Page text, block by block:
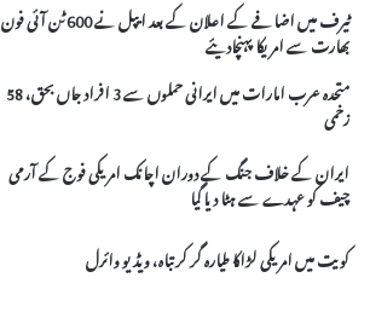
ٹیرف میں اضافے کے اعلان کے بعد ایپل نے 600 ٹن آئی فون
بھارت سے امریکا پہنچادیئے
متحدہ عرب امارات میں ایرانی حملوں سے 3 افراد جاں بحق، 58
زخمی
ایران کے خلاف جنگ کے دوران اچانک امریکی فوج کے آرمی
چیف کو عہدے سے ہٹا دیا گیا
کویت میں امریکی لڑاکا طیارہ گر کر تباہ، ویڈیو وائرل